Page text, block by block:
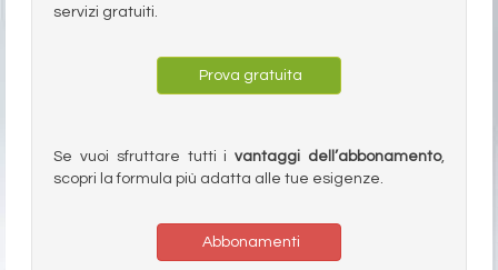
servizi gratuiti.
Prova gratuita
Se vuoi sfruttare tutti ivantaggi dell’abbonamento,
scopri la formula più adatta alle tue esigenze.
Abbonamenti